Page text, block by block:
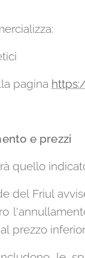
pagina
e prezzi
quello
del Friul
prezzo